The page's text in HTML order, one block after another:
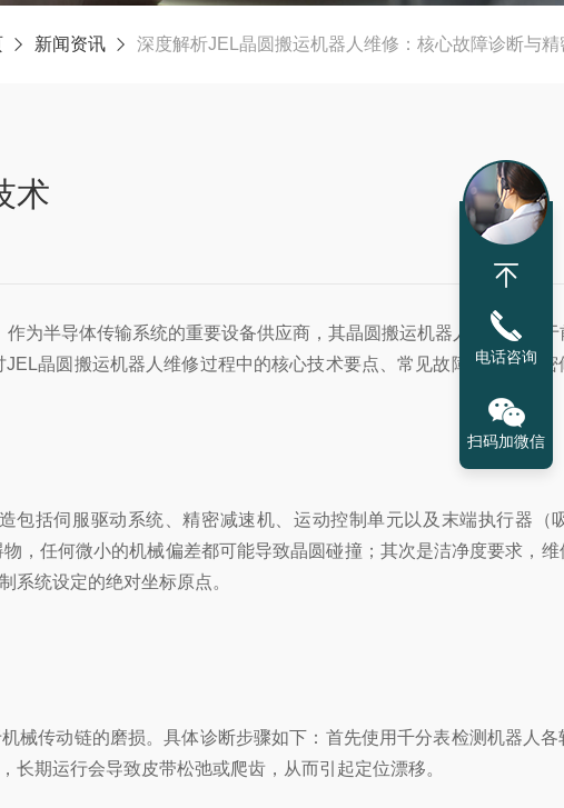
新闻资讯 深度解析JEL晶圆搬运机器人维修：核心故障诊断与
术
为半导体传输系统的重要设备供应商，其晶圆搬运机器人广泛应用
晶圆搬运机器人维修过程中的核心技术要点、常见故障机理及精密
括伺服驱动系统、精密减速机、运动控制单元以及末端执行器（
，任何微小的机械偏差都可能导致晶圆碰撞；其次是洁净度要求，维
系统设定的绝对坐标原点。
械传动链的磨损。具体诊断步骤如下：首先使用千分表检测机器人各
期运行会导致皮带松弛或爬齿，从而引起定位漂移。
电话咨询
扫码加微信